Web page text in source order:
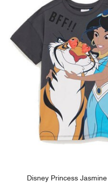
Disney Princess